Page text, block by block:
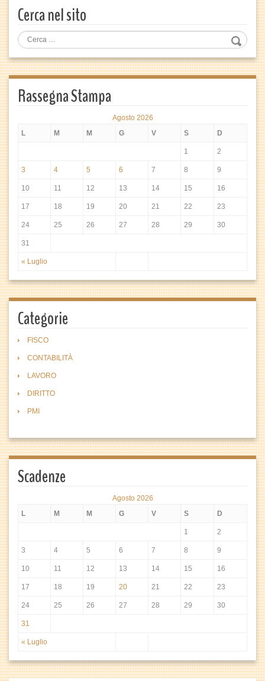
Cerca nel sito
Rassegna Stampa
Agosto 2026
L
M M G V S D
« Luglio
1 2
3 4 5 6 7 8 9
10 11 12 13 14 15 16
17 18 19 20 21 22 23
24 25 26 27 28 29 30
31
Categorie
FISCO
CONTABILITÀ
LAVORO
DIRITTO
PMI
Scadenze
Agosto 2026
L
M M G V S D
« Luglio
1 2
3 4 5 6 7 8 9
10 11 12 13 14 15 16
17 18 19 20 21 22 23
24 25 26 27 28 29 30
31